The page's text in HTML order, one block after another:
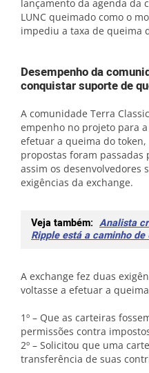
lançamento da agenda da
LUNC queimado como o
impediu a taxa de queima
Desempenho da
conquistar suporte de
A comunidade Terra
empenho no projeto para
efetuar a queima do token,
propostas foram passadas
assim os desenvolvedores
exigências da exchange.
Veja também: Analista
Ripple está a caminho de
A exchange fez duas
voltasse a efetuar a
1º – Que as carteiras
permissões contra
2º – Solicitou que uma
transferência de suas